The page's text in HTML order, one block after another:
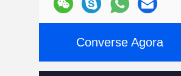
Converse Agora